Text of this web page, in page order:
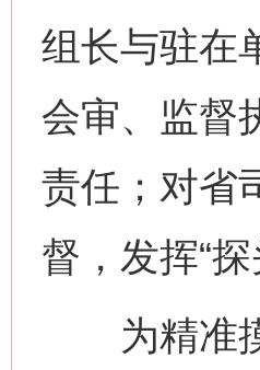
组长与驻在
会审、监督
责任；对省
督，发挥“
为精准摸